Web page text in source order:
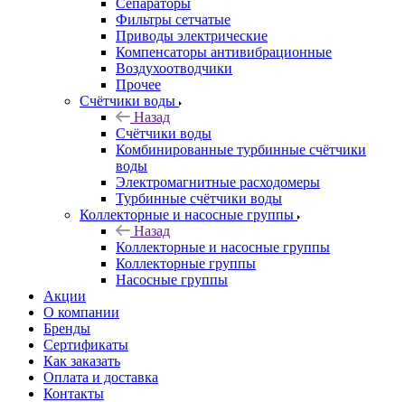
Сепараторы
Фильтры сетчатые
Приводы электрические
Компенсаторы антивибрационные
Воздухоотводчики
Прочее
Счётчики воды
Назад
Счётчики воды
Комбинированные турбинные счётчики
воды
Электромагнитные расходомеры
Турбинные счётчики воды
Коллекторные и насосные группы
Назад
Коллекторные и насосные группы
Коллекторные группы
Насосные группы
Акции
О компании
Бренды
Сертификаты
Как заказать
Оплата и доставка
Контакты